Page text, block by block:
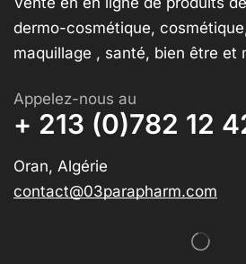
dermo-cosmétique,
maquillage , santé, bien être et
Appelez-nous au
+ 213 (0)782 12
Oran, Algérie
contact@03parapharm.com